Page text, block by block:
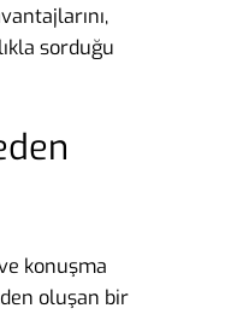
sorduğu
konuşma
oluşan bir